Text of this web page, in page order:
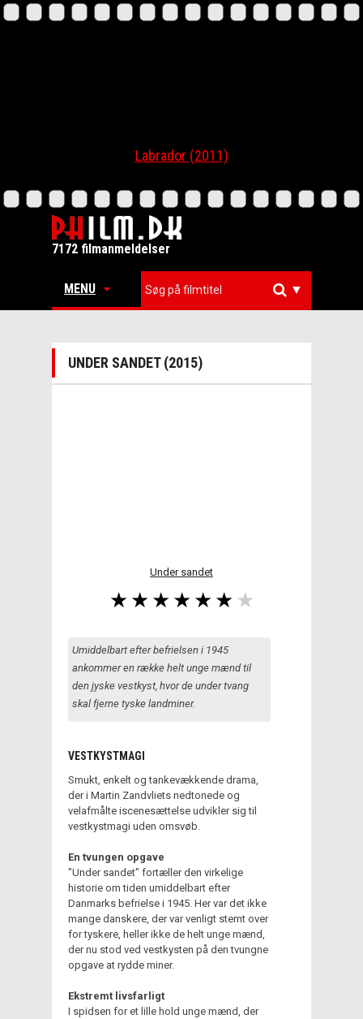
Labrador (2011)
7172 filmanmeldelser
MENU ▼
UNDER SANDET (2015)
Under sandet
Umiddelbart efter befrielsen i 1945
ankommer en række helt unge mænd til
den jyske vestkyst, hvor de under tvang
skal fjerne tyske landminer.
VESTKYSTMAGI
Smukt, enkelt og tankevækkende drama,
der i Martin Zandvliets nedtonede og
velafmålte iscenesættelse udvikler sig til
vestkystmagi uden omsvøb.
En tvungen opgave
"Under sandet" fortæller den virkelige
historie om tiden umiddelbart efter
Danmarks befrielse i 1945. Her var det ikke
mange danskere, der var venligt stemt over
for tyskere, heller ikke de helt unge mænd,
der nu stod ved vestkysten på den tvungne
opgave at rydde miner.
Ekstremt livsfarligt
I spidsen for et lille hold unge mænd, der